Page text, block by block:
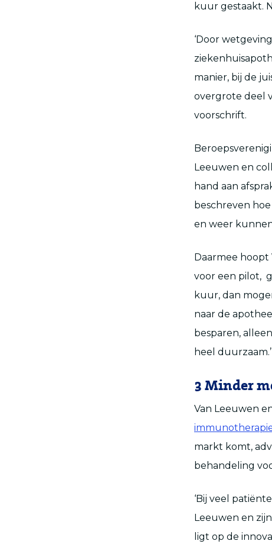
kuur gestaakt.
‘Door
manier, bij de
overgrote deel
voorschrift.
Leeuwen en
hand aan
beschreven
en weer
Daarmee hoopt
voor een pilot,
kuur, dan
naar de
besparen,
heel duurzaam.’
3 Minder
Van Leeuwen
markt komt,
behandeling
‘Bij veel
Leeuwen en
ligt op de